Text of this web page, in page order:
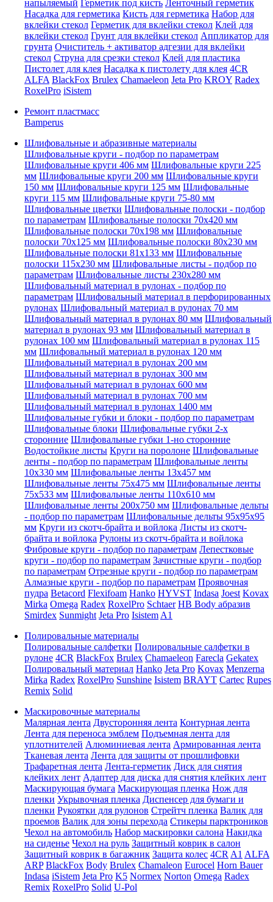
напыляемый Герметик под кисть Ленточный герметик
Насадка для герметика Кисть для герметика Набор для
вклейки стекол Герметик для вклейки стекол Клей для
вклейки стекол Грунт для вклейки стекол Аппликатор для
грунта Очиститель + активатор адгезии для вклейки
стекол Струна для срезки стекол Клей для пластика
Пистолет для клея Насадка к пистолету для клея 4CR
ALFA BlackFox Brulex Chamaeleon Jeta Pro KROY Radex
RoxelPro iSistem
Ремонт пластмасс
Bamperus
Шлифовальные и абразивные материалы
Шлифовальные круги - подбор по параметрам
Шлифовальные круги 406 мм Шлифовальные круги 225
мм Шлифовальные круги 200 мм Шлифовальные круги
150 мм Шлифовальные круги 125 мм Шлифовальные
круги 115 мм Шлифовальные круги 75-80 мм
Шлифовальные цветки Шлифовальные полоски - подбор
по параметрам Шлифовальные полоски 70x420 мм
Шлифовальные полоски 70x198 мм Шлифовальные
полоски 70x125 мм Шлифовальные полоски 80x230 мм
Шлифовальные полоски 81x133 мм Шлифовальные
полоски 115x230 мм Шлифовальные листы - подбор по
параметрам Шлифовальные листы 230x280 мм
Шлифовальный материал в рулонах - подбор по
параметрам Шлифовальный материал в перфорированных
рулонах Шлифовальный материал в рулонах 70 мм
Шлифовальный материал в рулонах 80 мм Шлифовальный
материал в рулонах 93 мм Шлифовальный материал в
рулонах 100 мм Шлифовальный материал в рулонах 115
мм Шлифовальный материал в рулонах 120 мм
Шлифовальный материал в рулонах 200 мм
Шлифовальный материал в рулонах 300 мм
Шлифовальный материал в рулонах 600 мм
Шлифовальный материал в рулонах 700 мм
Шлифовальный материал в рулонах 1400 мм
Шлифовальные губки и блоки - подбор по параметрам
Шлифовальные блоки Шлифовальные губки 2-х
сторонние Шлифовальные губки 1-но сторонние
Водостойкие листы Круги на поролоне Шлифовальные
ленты - подбор по параметрам Шлифовальные ленты
10x330 мм Шлифовальные ленты 13x457 мм
Шлифовальные ленты 75x475 мм Шлифовальные ленты
75x533 мм Шлифовальные ленты 110x610 мм
Шлифовальные ленты 200x750 мм Шлифовальные дельты
- подбор по параметрам Шлифовальные дельты 95x95x95
мм Круги из скотч-брайта и войлока Листы из скотч-
брайта и войлока Рулоны из скотч-брайта и войлока
Фибровые круги - подбор по параметрам Лепестковые
круги - подбор по параметрам Зачистные круги - подбор
по параметрам Отрезные круги - подбор по параметрам
Алмазные круги - подбор по параметрам Проявочная
пудра Betacord Flexifoam Hanko HYVST Indasa Joest Kovax
Mirka Omega Radex RoxelPro Schtaer HB Body абразив
Smirdex Sunmight Jeta Pro Isistem A1
Полировальные материалы
Полировальные салфетки Полировальные салфетки в
рулоне 4CR BlackFox Brulex Chamaeleon Farecla Gekatex
Полировальный материал Hanko Jeta Pro Kovax Menzerna
Mirka Radex RoxelPro Sunshine Isistem BRAYT Cartec Rupes
Remix Solid
Маскировочные материалы
Малярная лента Двусторонняя лента Контурная лента
Лента для переноса эмблем Подъемная лента для
уплотнителей Алюминиевая лента Армированная лента
Тканевая лента Лента для защиты от прошлифовки
Трафаретная лента Лента-герметик Диск для снятия
клейких лент Адаптер для диска для снятия клейких лент
Маскирующая бумага Маскирующая пленка Нож для
пленки Укрывочная пленка Диспенсер для бумаги и
пленки Рукоятки для рулонов Стрейтч пленка Валик для
проемов Валик для зоны перехода Стикеры парктроников
Чехол на автомобиль Набор маскировки салона Накидка
на сиденье Чехол на руль Защитный коврик в салон
Защитный коврик в багажник Защита колес 4CR A1 ALFA
ARP BlackFox Body Brulex Chamaleon Eurocel Horn Bauer
Indasa iSistem Jeta Pro K5 Normex Norton Omega Radex
Remix RoxelPro Solid U-Pol